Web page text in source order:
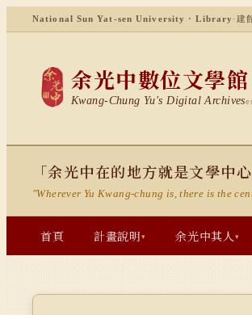
National Sun Yat-sen University · Library ·建
余光中數位文學館
Kwang-Chung Yu's Digital Archives
「余光中在的地方就是文學中心
"Wherever Yu Kwang-chung is, there is the
首頁 計畫說明▾ 余光中其人▾